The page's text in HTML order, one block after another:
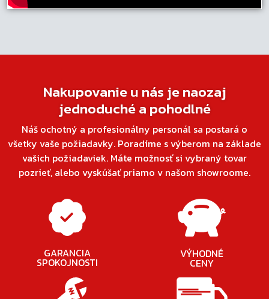
Nakupovanie u nás je naozaj
jednoduché a pohodlné
Náš ochotný a profesionálny personál sa postará o
všetky vaše požiadavky. Poradíme s výberom na základe
vašich požiadaviek. Máte možnosť si vybraný tovar
pozrieť, alebo vyskúšať priamo v našom showroome.
GARANCIA
SPOKOJNOSTI
VÝHODNÉ
CENY